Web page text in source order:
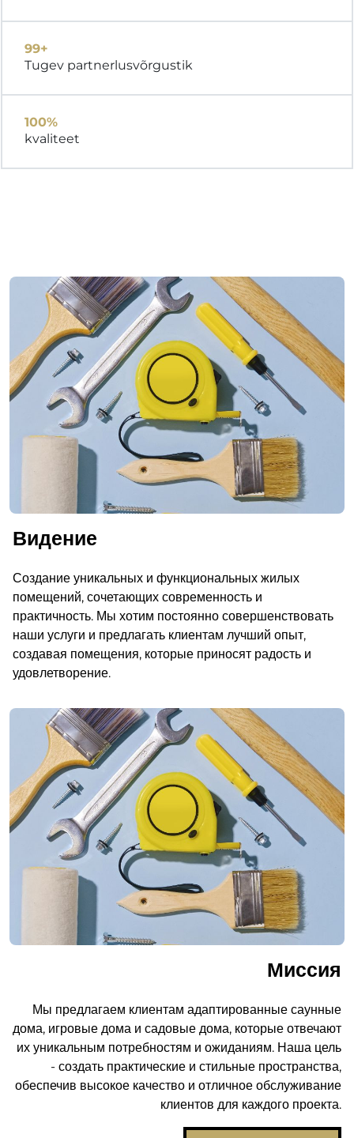
99+
Tugev partnerlusvõrgustik
100%
kvaliteet
Видение
Создание уникальных и функциональных жилых
помещений, сочетающих современность и
практичность. Мы хотим постоянно совершенствовать
наши услуги и предлагать клиентам лучший опыт,
создавая помещения, которые приносят радость и
удовлетворение.
Миссия
Мы предлагаем клиентам адаптированные саунные
дома, игровые дома и садовые дома, которые отвечают
их уникальным потребностям и ожиданиям. Наша цель
- создать практические и стильные пространства,
обеспечив высокое качество и отличное обслуживание
клиентов для каждого проекта.